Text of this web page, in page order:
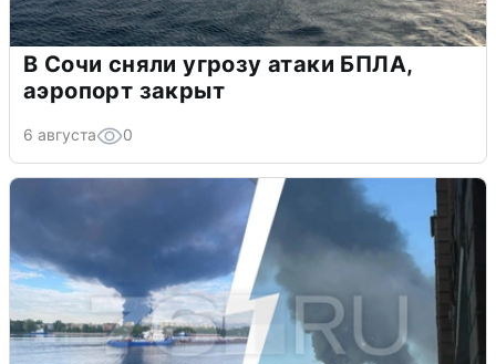
В Сочи сняли угрозу атаки БПЛА,
аэропорт закрыт
6 августа 0